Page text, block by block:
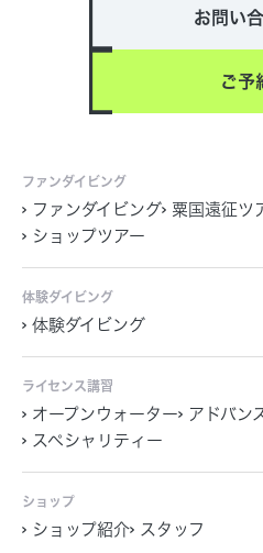
お問い
ご予
ファンダイビング
ファンダイビング 粟国遠征ツ
ショップツアー
体験ダイビング
体験ダイビング
ライセンス講習
オープンウォーター アドバン
スペシャリティー
ショップ
ショップ紹介 スタッフ